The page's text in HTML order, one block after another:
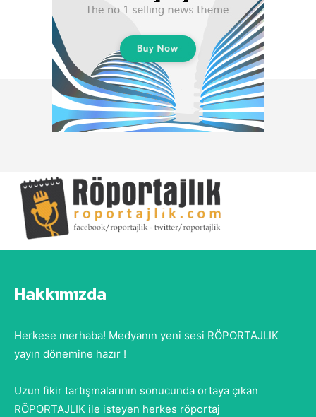
Hakkımızda
Herkese merhaba! Medyanın yeni sesi RÖPORTAJLIK
yayın dönemine hazır !
Uzun fikir tartışmalarının sonucunda ortaya çıkan
RÖPORTAJLIK ile isteyen herkes röportaj